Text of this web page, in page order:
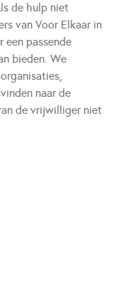
de hulp niet
van Voor Elkaar in
een passende
bieden. We
naar de
de vrijwilliger niet